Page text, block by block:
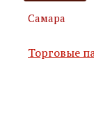
Самара
Торговые